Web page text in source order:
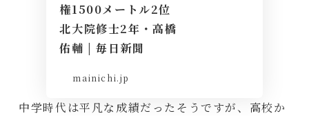
権1500メートル2位
北大院修士2年・高橋
佑輔 | 毎日新聞
mainichi.jp
中学時代は平凡な成績だったそうですが、高校か